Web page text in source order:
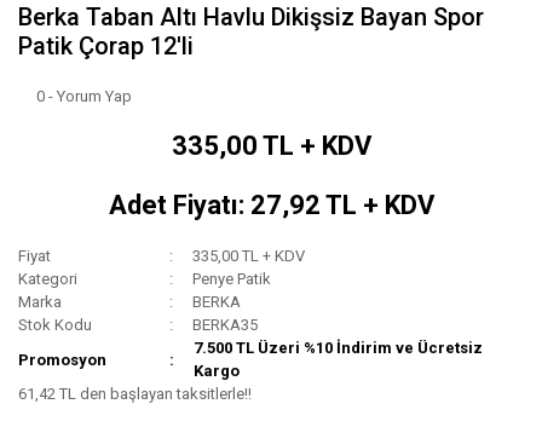
Berka Taban Altı Havlu Dikişsiz Bayan Spor
Patik Çorap 12'li
0 - Yorum Yap
335,00 TL + KDV
Adet Fiyatı: 27,92 TL + KDV
Fiyat
335,00 TL + KDV
Kategori
Penye Patik
Marka
BERKA
Stok Kodu
BERKA35
Promosyon
7.500 TL Üzeri %10 İndirim ve Ücretsiz
Kargo
61,42 TL den başlayan taksitlerle!!